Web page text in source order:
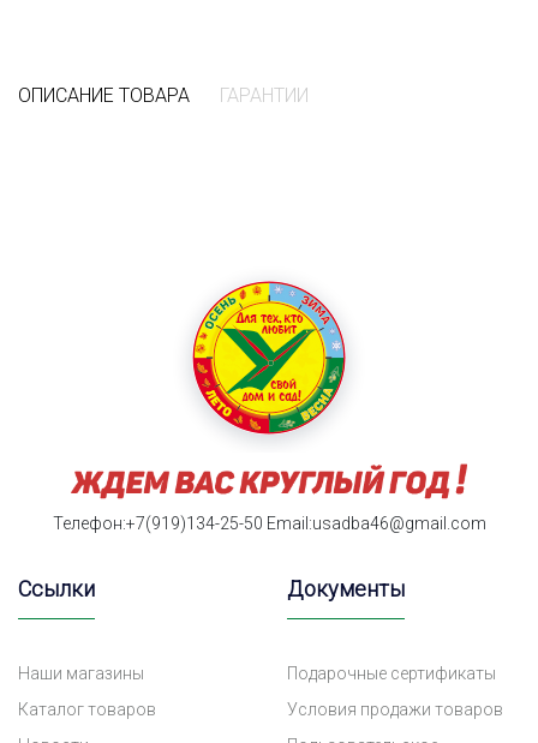
ОПИСАНИЕ ТОВАРА ГАРАНТИИ
Телефон:+7(919)134-25-50 Email:usadba46@gmail.com
Ссылки
Наши магазины
Каталог товаров
Документы
Подарочные сертификаты
Условия продажи товаров